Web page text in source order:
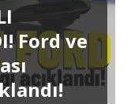
Ford ve